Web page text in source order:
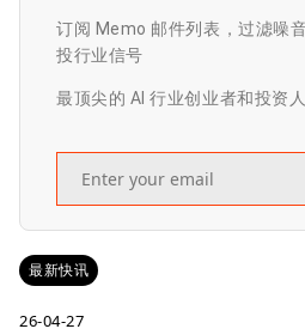
订阅 Memo 邮件列表，过滤噪
投行业信号
最顶尖的 AI 行业创业者和投资
最新快讯
26-04-27